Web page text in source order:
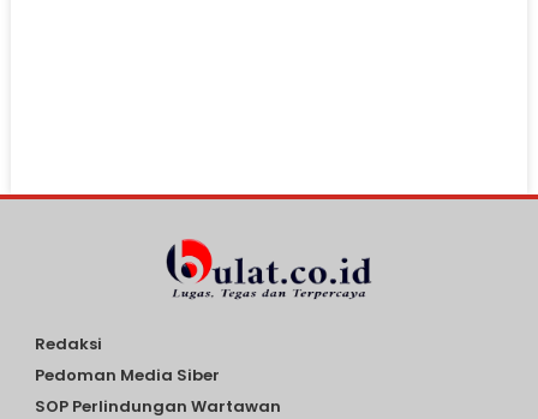
Redaksi
Pedoman Media Siber
SOP Perlindungan Wartawan